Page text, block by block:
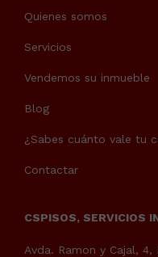
Quienes somos
Servicios
Vendemos su inmueble
Blog
¿Sabes cuánto vale tu
Contactar
CSPISOS, SERVICIOS
Avda. Ramon y Cajal,